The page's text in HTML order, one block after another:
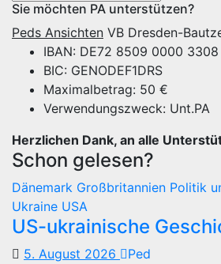
Sie möchten PA unterstützen?
Peds Ansichten VB Dresden-
IBAN: DE72 8509 0000 3308
BIC: GENODEF1DRS
Maximalbetrag: 50 €
Verwendungszweck: Unt.PA
Herzlichen Dank, an alle
Schon gelesen?
Dänemark Großbritannien Politik
Ukraine USA
US-ukrainische
5. August 2026
Ped